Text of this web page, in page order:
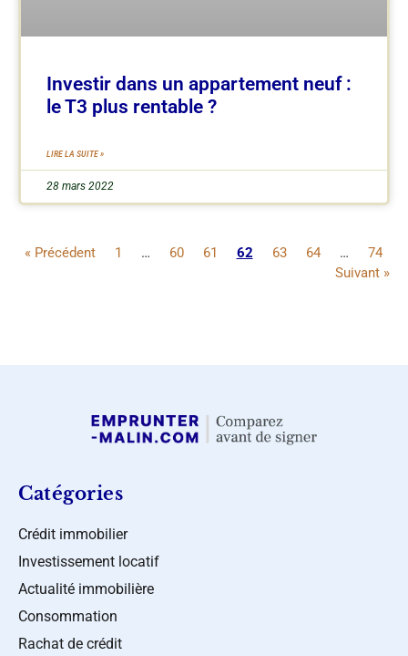
Investir dans un appartement neuf :
le T3 plus rentable ?
LIRE LA SUITE »
28 mars 2022
« Précédent 1 … 60 61 62 63 64 …
74
Suivant »
Catégories
Crédit immobilier
Investissement locatif
Actualité immobilière
Consommation
Rachat de crédit